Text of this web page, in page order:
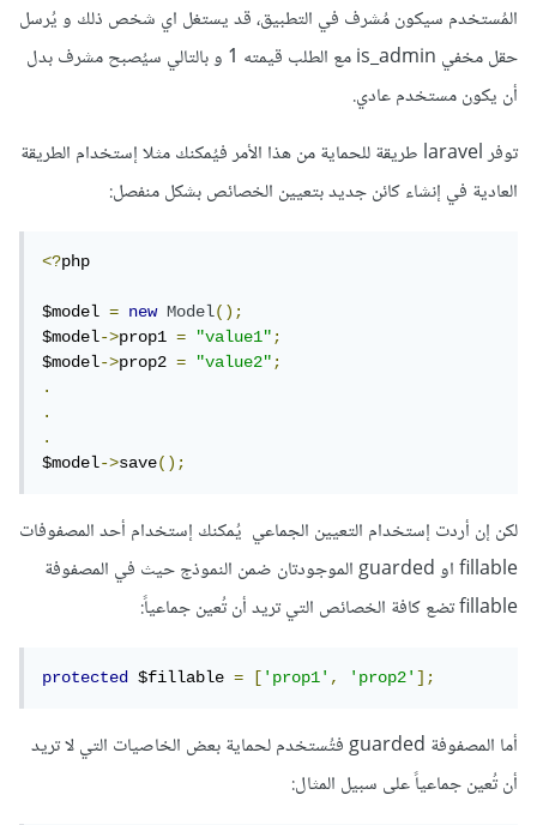
المُستخدم سيكون مُشرف في التطبيق، قد يستغل اي شخص ذلك و يُرسل
حقل مخفي is_admin مع الطلب قيمته 1 و بالتالي سيُصبح مشرف بدل
أن يكون مستخدم عادي.
توفر laravel طريقة للحماية من هذا الأمر فيُمكنك مثلا إستخدام الطريقة
العادية في إنشاء كائن جديد بتعيين الخصائص بشكل منفصل:
<?php
$model = new Model();
$model->prop1 = "value1";
$model->prop2 = "value2";
.
.
.
$model->save();
لكن إن أردت إستخدام التعيين الجماعي يُمكنك إستخدام أحد المصفوفات
fillable او guarded الموجودتان ضمن النموذج حيث في المصفوفة
fillable تضع كافة الخصائص التي تريد أن تُعين جماعياً:
protected $fillable = ['prop1', 'prop2'];
أما المصفوفة guarded فتُستخدم لحماية بعض الخاصيات التي لا تريد
أن تُعين جماعياً على سبيل المثال: